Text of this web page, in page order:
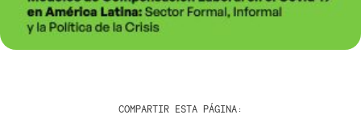
COMPARTIR ESTA PÁGINA: